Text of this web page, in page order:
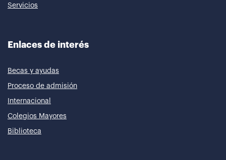
Servicios
Enlaces de interés
Becas y ayudas
Proceso de admisión
Internacional
Colegios Mayores
Biblioteca